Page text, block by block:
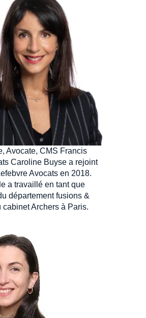
Avocate, CMS Francis
Caroline Buyse a rejoint
Avocats en 2018.
a travaillé en tant que
département fusions &
Archers à Paris.